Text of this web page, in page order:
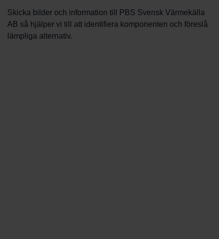
Skicka bilder och information till PBS Svensk Värmekälla
AB så hjälper vi till att identifiera komponenten och föreslå
lämpliga alternativ.